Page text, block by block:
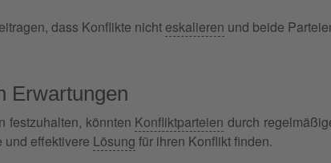
dass Konflikte nicht eskalieren und beide
Erwartungen
festzuhalten, könnten Konfliktparteien durch
effektivere Lösung für ihren Konflikt finden.